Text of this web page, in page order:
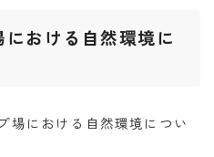
おける自然環境に
場における自然環境につい